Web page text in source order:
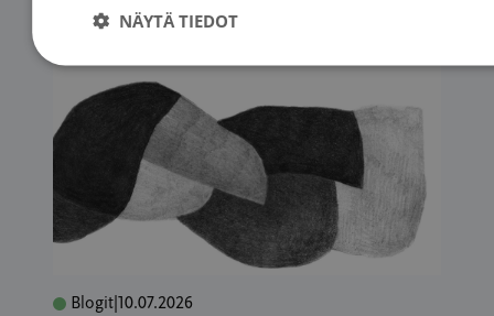
Blogit 10.07.2026
NÄYTÄ TIEDOT